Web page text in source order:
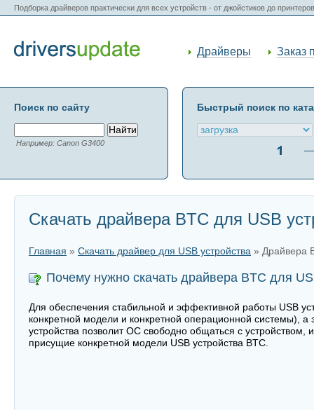
Подборка драйверов практически для всех устройств - от джойстиков до
Драйверы Заказ
Поиск по сайту
Например: Canon G3400
Быстрый поиск по
Скачать драйвера BTC для USB
Главная » Скачать драйвер для USB устройства » Драйвера
Почему нужно скачать драйвера BTC для
Для обеспечения стабильной и эффективной работы USB
конкретной модели и конкретной операционной системы), а
устройства позволит ОС свободно общаться с устройством,
присущие конкретной модели USB устройства BTC.